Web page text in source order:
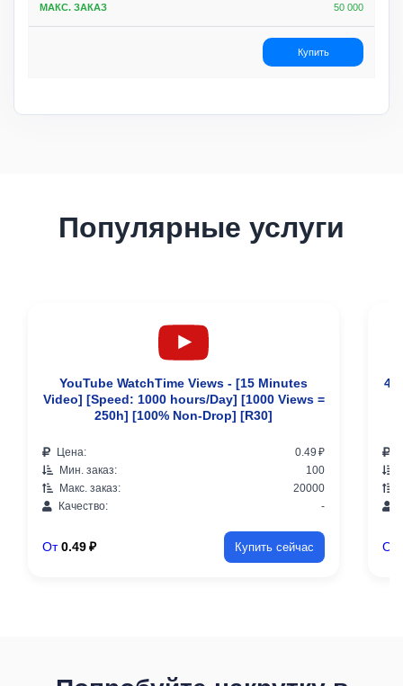
50 000
Купить
Популярные услуги
YouTube WatchTime Views - [15 Minutes
Video] [Speed: 1000 hours/Day] [1000 Views =
250h] [100% Non-Drop] [R30]
Цена:
0.49 ₽
Мин. заказ:
100
Макс. заказ:
20000
Качество:
-
От 0.49 ₽ Купить сейчас От